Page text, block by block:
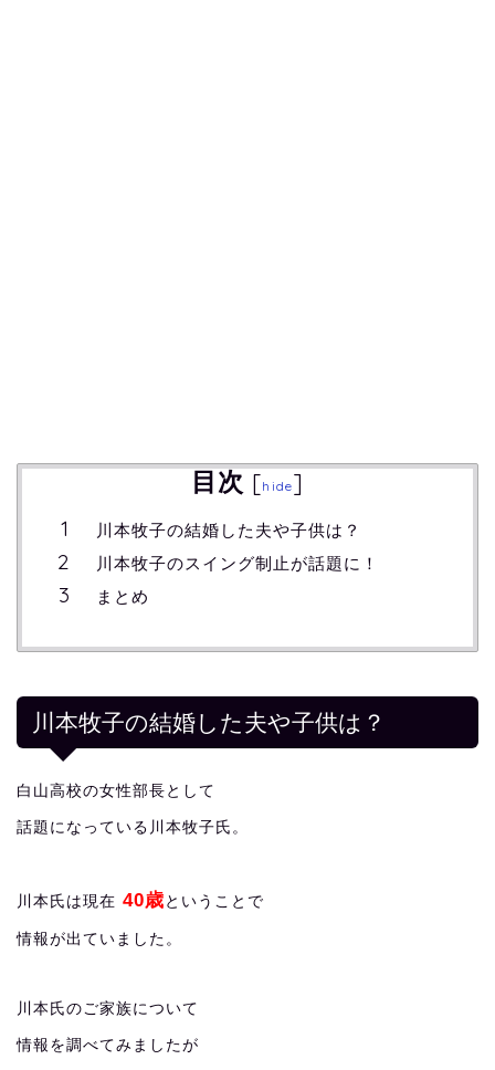
目次 [hide]
川本牧子の結婚した夫や子供は？
川本牧子のスイング制止が話題に！
まとめ
川本牧子の結婚した夫や子供は？
白山高校の女性部長として
話題になっている川本牧子氏。
川本氏は現在 40歳 ということで
情報が出ていました。
川本氏のご家族について
情報を調べてみましたが